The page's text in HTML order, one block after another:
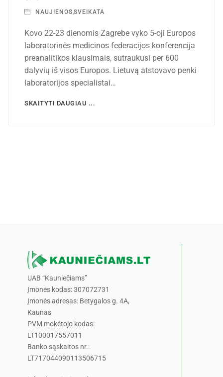
NAUJIENOS,SVEIKATA
Kovo 22-23 dienomis Zagrebe vyko 5-oji Europos
laboratorinės medicinos federacijos konferencija
preanalitikos klausimais, sutraukusi per 600
dalyvių iš visos Europos. Lietuvą atstovavo penki
laboratorijos specialistai…
SKAITYTI DAUGIAU ...
UAB “Kauniečiams”
Įmonės kodas: 307072731
Įmonės adresas: Betygalos g. 4A,
Kaunas
PVM mokėtojo kodas:
LT100017557011
Banko sąskaitos nr.:
LT717044090113506715